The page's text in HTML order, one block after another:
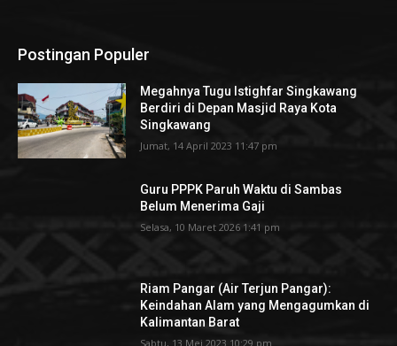
Postingan Populer
Megahnya Tugu Istighfar Singkawang
Berdiri di Depan Masjid Raya Kota
Singkawang
Jumat, 14 April 2023 11:47 pm
Guru PPPK Paruh Waktu di Sambas
Belum Menerima Gaji
Selasa, 10 Maret 2026 1:41 pm
Riam Pangar (Air Terjun Pangar):
Keindahan Alam yang Mengagumkan di
Kalimantan Barat
Sabtu, 13 Mei 2023 10:29 pm